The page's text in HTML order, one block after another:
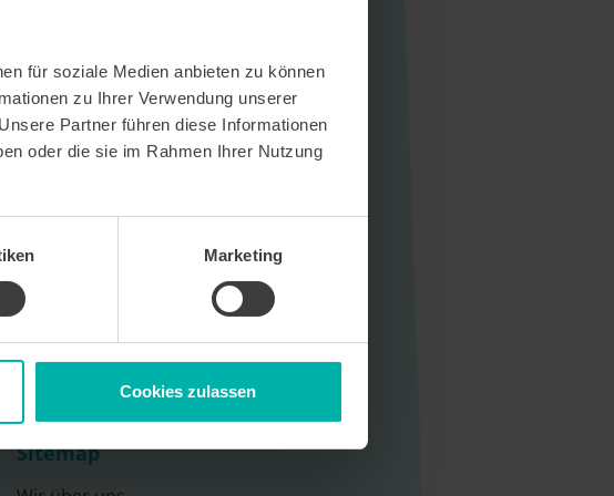
für soziale Medien anbieten zu können
zu Ihrer Verwendung unserer
Partner führen diese Informationen
oder die sie im Rahmen Ihrer Nutzung
Marketing
Cookies zulassen
Sitemap